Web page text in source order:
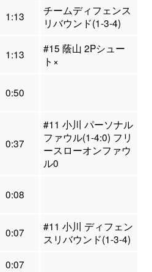
1:13
チームディフェンス
リバウンド(1-3-4)
1:13
#15 蔭山 2Pシュー
ト×
0:50
0:37
#11 小川 パーソナル
ファウル(1-4:0) フリ
ースローオンファウ
ル0
0:08
0:07
#11 小川 ディフェン
スリバウンド(1-3-4)
0:07